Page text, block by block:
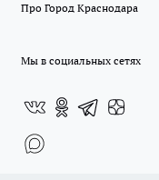
Про Город Краснодара
Мы в социальных сетях